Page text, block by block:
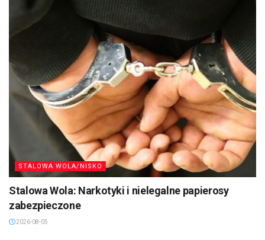
STALOWA WOLA/NISKO
Stalowa Wola: Narkotyki i nielegalne papierosy
zabezpieczone
2026-08-05